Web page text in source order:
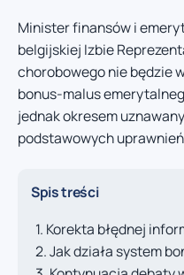
Minister finansów i
belgijskiej Izbie
chorobowego nie będzie
bonus-malus
jednak okresem
podstawowych
Spis treści
Korekta błędnej
Jak działa system